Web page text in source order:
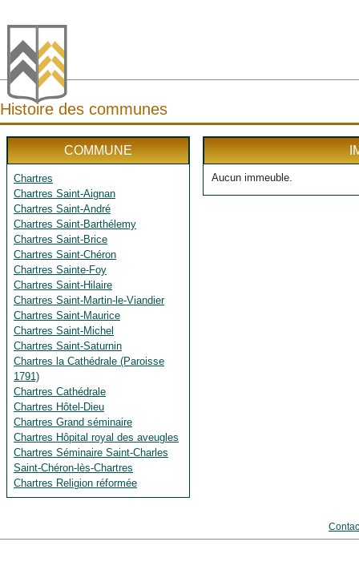
Histoire des communes
COMMUNE
Chartres
Chartres Saint-Aignan
Chartres Saint-André
Chartres Saint-Barthélemy
Chartres Saint-Brice
Chartres Saint-Chéron
Chartres Sainte-Foy
Chartres Saint-Hilaire
Chartres Saint-Martin-le-Viandier
Chartres Saint-Maurice
Chartres Saint-Michel
Chartres Saint-Saturnin
Chartres la Cathédrale (Paroisse
1791)
Chartres Cathédrale
Chartres Hôtel-Dieu
Chartres Grand séminaire
Chartres Hôpital royal des aveugles
Chartres Séminaire Saint-Charles
Saint-Chéron-lès-Chartres
Chartres Religion réformée
Aucun immeuble.